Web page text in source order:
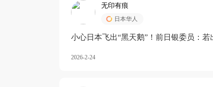
无印有痕
日本华人
小心日本飞出“黑天鹅”！前日银委员：
2026-2-24